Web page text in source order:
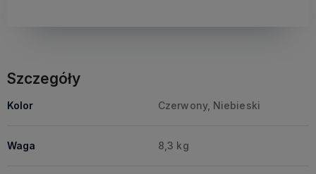
Szczegóły
Kolor Czerwony, Niebieski
Waga 8,3 kg